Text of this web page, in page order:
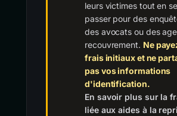
leurs victimes tout en
passer pour des
des avocats ou des
recouvrement. Ne
frais initiaux et ne
pas vos informations
d'identification.
En savoir plus sur la
liée aux aides à la